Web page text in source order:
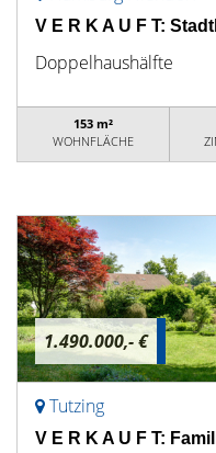
V E R K A U F T:
Doppelhaushälfte
153 m²
WOHNFLÄCHE
1.490.000,- €
Tutzing
V E R K A U F T: